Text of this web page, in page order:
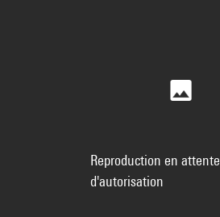
Reproduction en attente
d'autorisation